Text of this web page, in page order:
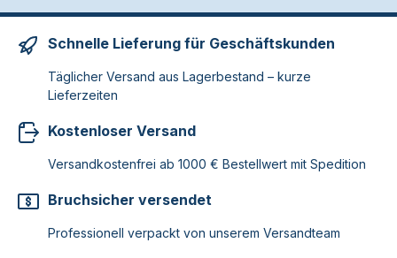
Schnelle Lieferung für Geschäftskunden
Täglicher Versand aus Lagerbestand – kurze
Lieferzeiten
Kostenloser Versand
Versandkostenfrei ab 1000 € Bestellwert mit Spedition
Bruchsicher versendet
Professionell verpackt von unserem Versandteam